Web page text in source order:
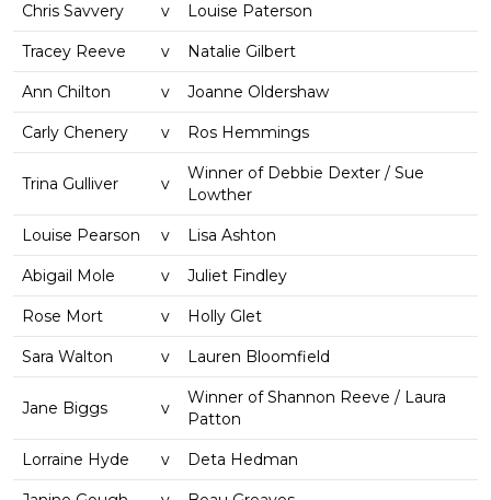
Chris Savvery v Louise Paterson
Tracey Reeve v Natalie Gilbert
Ann Chilton v Joanne Oldershaw
Carly Chenery v Ros Hemmings
Trina Gulliver v
Winner of Debbie Dexter / Sue
Lowther
Louise Pearson v Lisa Ashton
Abigail Mole v Juliet Findley
Rose Mort v Holly Glet
Sara Walton v Lauren Bloomfield
Jane Biggs v
Winner of Shannon Reeve / Laura
Patton
Lorraine Hyde v Deta Hedman